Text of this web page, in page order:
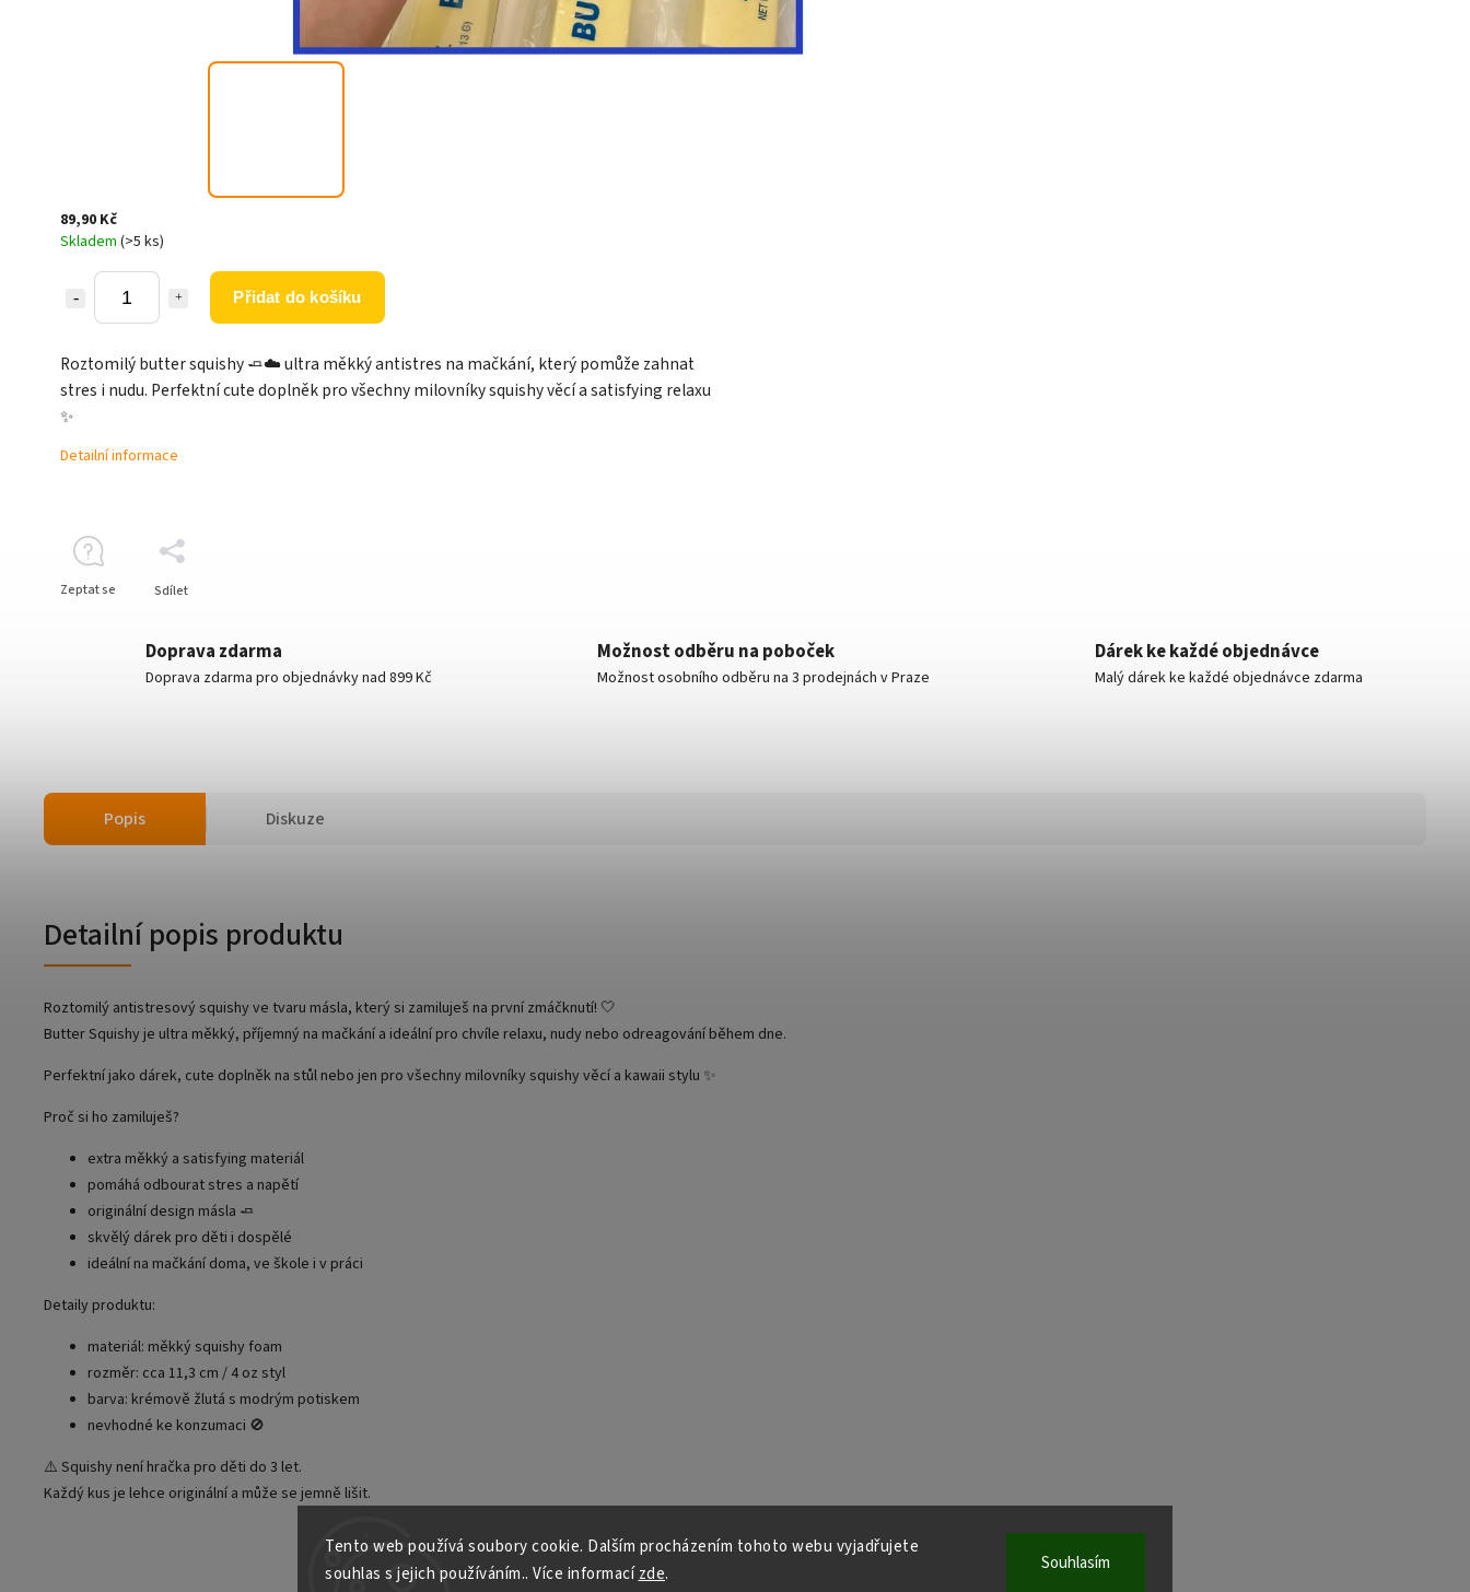
Tento web používá soubory cookie. Dalším procházením tohoto webu vyjadřujete
souhlas s jejich používáním.. Více informacízde. Souhlasím
89,90 Kč
Skladem (>5 ks)
Přidat do košíku
Roztomilý butter squishy 🧈☁️ ultra měkký antistres na mačkání, který pomůže zahnat
stres i nudu. Perfektní cute doplněk pro všechny milovníky squishy věcí a satisfying relaxu
✨
Detailní informace
Zeptat se Sdílet
Doprava zdarma
Doprava zdarma pro objednávky nad 899 Kč
Možnost odběru na poboček
Možnost osobního odběru na 3 prodejnách v Praze
Dárek ke každé objednávce
Malý dárek ke každé objednávce zdarma
Popis Diskuze
Detailní popis produktu
Roztomilý antistresový squishy ve tvaru másla, který si zamiluješ na první zmáčknutí! 🤍
Butter Squishy je ultra měkký, příjemný na mačkání a ideální pro chvíle relaxu, nudy nebo odreagování během dne.
Perfektní jako dárek, cute doplněk na stůl nebo jen pro všechny milovníky squishy věcí a kawaii stylu ✨
Proč si ho zamiluješ?
extra měkký a satisfying materiál
pomáhá odbourat stres a napětí
originální design másla 🧈
skvělý dárek pro děti i dospělé
ideální na mačkání doma, ve škole i v práci
Detaily produktu:
materiál: měkký squishy foam
rozměr: cca 11,3 cm / 4 oz styl
barva: krémově žlutá s modrým potiskem
nevhodné ke konzumaci 🚫
⚠️ Squishy není hračka pro děti do 3 let.
Každý kus je lehce originální a může se jemně lišit.